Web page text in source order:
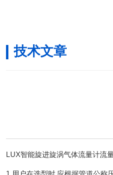
技术文章
LUX智能旋进旋涡气体流量计流